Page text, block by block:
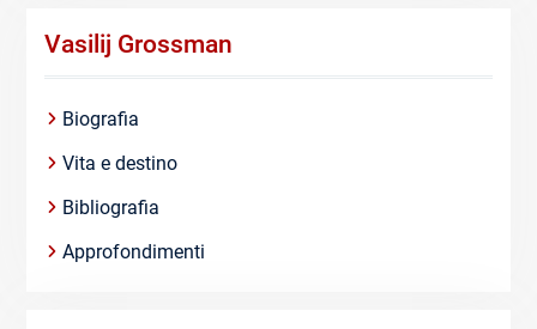
Vasilij Grossman
Biografia
Vita e destino
Bibliografia
Approfondimenti